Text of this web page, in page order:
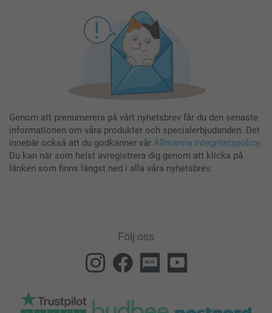
Genom att prenumerera på vårt nyhetsbrev får du den senaste
informationen om våra produkter och specialerbjudanden. Det
innebär också att du godkänner vår Allmänna integritetspolicy.
Du kan när som helst avregistrera dig genom att klicka på
länken som finns längst ned i alla våra nyhetsbrev.
Följ oss